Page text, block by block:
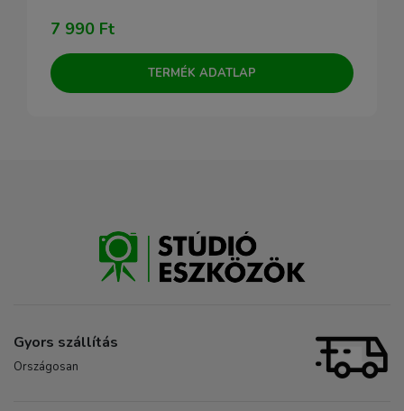
7 990 Ft
TERMÉK ADATLAP
Gyors szállítás
Országosan